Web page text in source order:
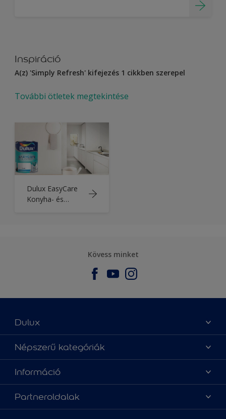
Inspiráció
A(z) 'Simply Refresh' kifejezés 1 cikkben szerepel
További ötletek megtekintése
Dulux EasyCare
Konyha- és
Kövess minket
Dulux
Üzlet keresése
Oldaltérkép
Elérhetőségek
Népszerű kategóriák
Az év Dulux színe
Festési tanácsok
Inspiráció
Információ
Színpontosság
Hozzáférhetőség
Partneroldalak